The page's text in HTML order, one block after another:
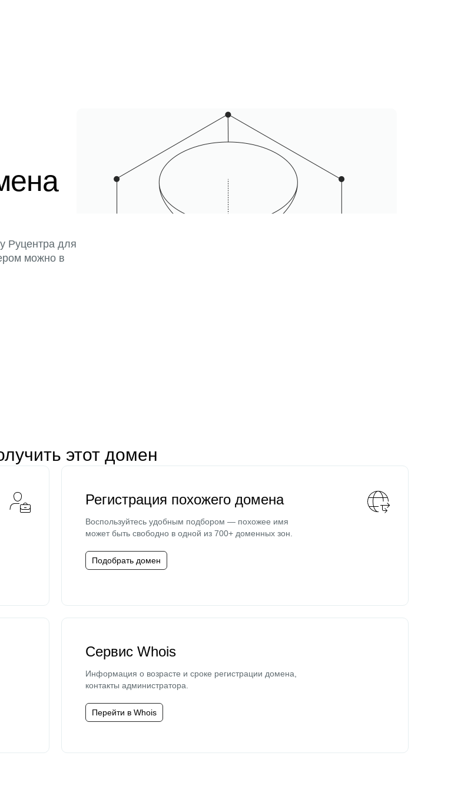
Руцентра для
можно в
этот домен
Регистрация похожего домена
Воспользуйтесь удобным подбором — похожее имя
может быть свободно в одной из 700+ доменных зон.
Подобрать домен
Сервис Whois
Информация о возрасте и сроке регистрации домена,
контакты администратора.
Перейти в Whois